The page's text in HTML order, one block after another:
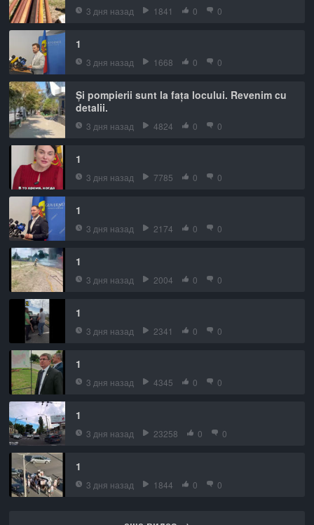
3 дня назад 1841 0 0
1
3 дня назад 1668 0 0
Și pompierii sunt la fața locului. Revenim cu
detalii.
3 дня назад 4824 0 0
1
3 дня назад 7785 0 0
1
3 дня назад 2174 0 0
1
3 дня назад 2004 0 0
1
3 дня назад 2341 0 0
1
3 дня назад 4345 0 0
1
3 дня назад 23258 0 0
1
3 дня назад 1844 0 0